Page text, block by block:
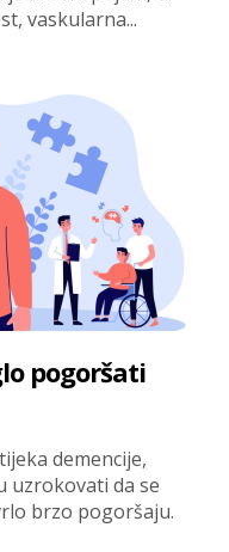
vaskularna...
pogoršati
demencije,
uzrokovati da se
brzo pogoršaju.